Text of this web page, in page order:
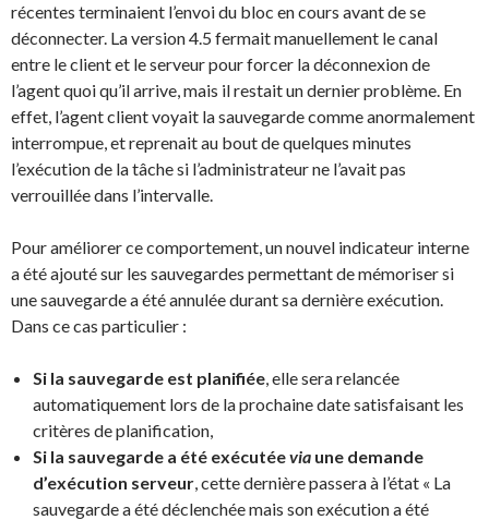
récentes terminaient l’envoi du bloc en cours avant de se
déconnecter. La version 4.5 fermait manuellement le canal
entre le client et le serveur pour forcer la déconnexion de
l’agent quoi qu’il arrive, mais il restait un dernier problème. En
effet, l’agent client voyait la sauvegarde comme anormalement
interrompue, et reprenait au bout de quelques minutes
l’exécution de la tâche si l’administrateur ne l’avait pas
verrouillée dans l’intervalle.
Pour améliorer ce comportement, un nouvel indicateur interne
a été ajouté sur les sauvegardes permettant de mémoriser si
une sauvegarde a été annulée durant sa dernière exécution.
Dans ce cas particulier :
Si la sauvegarde est planifiée, elle sera relancée
automatiquement lors de la prochaine date satisfaisant les
critères de planification,
Si la sauvegarde a été exécutéevia une demande
d’exécution serveur, cette dernière passera à l’état « La
sauvegarde a été déclenchée mais son exécution a été